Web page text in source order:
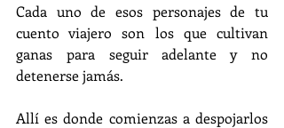
Cada uno de esos personajes de tu
cuento viajero son los que cultivan
ganas para seguir adelante y no
detenerse jamás.
Allí es donde comienzas a despojarlos